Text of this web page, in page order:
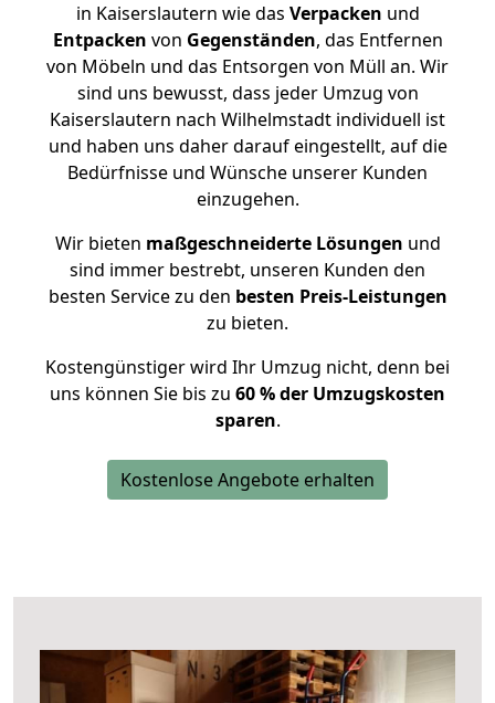
in Kaiserslautern wie das Verpacken und
Entpacken von Gegenständen, das Entfernen
von Möbeln und das Entsorgen von Müll an. Wir
sind uns bewusst, dass jeder Umzug von
Kaiserslautern nach Wilhelmstadt individuell ist
und haben uns daher darauf eingestellt, auf die
Bedürfnisse und Wünsche unserer Kunden
einzugehen.
Wir bieten maßgeschneiderte Lösungen und
sind immer bestrebt, unseren Kunden den
besten Service zu den besten Preis-Leistungen
zu bieten.
Kostengünstiger wird Ihr Umzug nicht, denn bei
uns können Sie bis zu 60 % der Umzugskosten
sparen.
Kostenlose Angebote erhalten